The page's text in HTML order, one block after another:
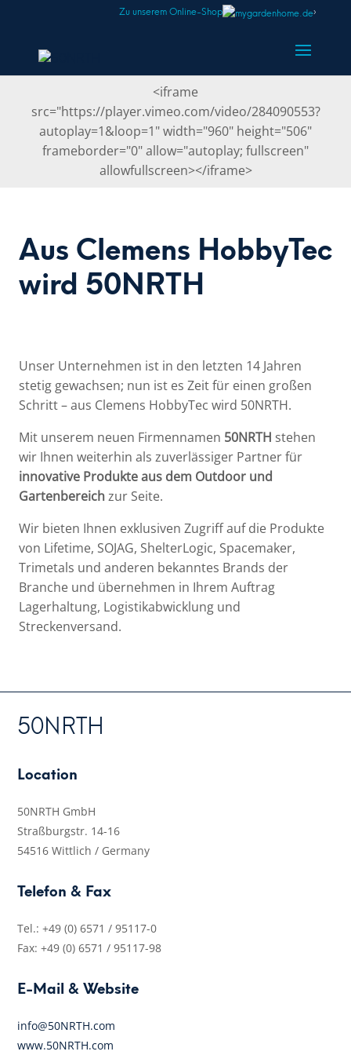
Zu unserem Online-Shop ›
<iframe
src="https://player.vimeo.com/video/284090553?
autoplay=1&loop=1" width="960" height="506"
frameborder="0" allow="autoplay; fullscreen"
allowfullscreen></iframe>
Aus Clemens HobbyTec
wird 50NRTH
Unser Unternehmen ist in den letzten 14 Jahren
stetig gewachsen; nun ist es Zeit für einen großen
Schritt – aus Clemens HobbyTec wird 50NRTH.
Mit unserem neuen Firmennamen 50NRTH stehen
wir Ihnen weiterhin als zuverlässiger Partner für
innovative Produkte aus dem Outdoor und
Gartenbereichzur Seite.
Wir bieten Ihnen exklusiven Zugriff auf die Produkte
von Lifetime, SOJAG, ShelterLogic, Spacemaker,
Trimetals und anderen bekanntes Brands der
Branche und übernehmen in Ihrem Auftrag
Lagerhaltung, Logistikabwicklung und
Streckenversand.
50NRTH
Location
50NRTH GmbH
Straßburgstr. 14-16
54516 Wittlich / Germany
Telefon & Fax
Tel.: +49 (0) 6571 / 95117-0
Fax: +49 (0) 6571 / 95117-98
E-Mail & Website
info@50NRTH.com
www.50NRTH.com